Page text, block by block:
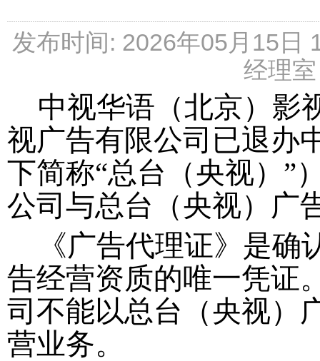
发布时间: 2026年05月15日
经理
中视华语（北京）影
视广告有限公司 已退办
下简称“总台（央视）”
公司与总台（央视） 广
《广告代理证》是
告经营资质的唯一凭证
司 不能以总台（央视）
营业务。